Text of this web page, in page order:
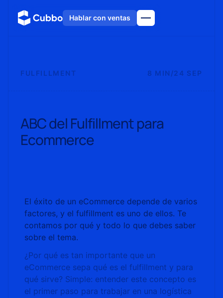
Hablar con ventas
FULFILLMENT 8 MIN /24 SEP
ABC del Fulfillment para
Ecommerce
El éxito de un eCommerce depende de varios
factores, y el fulfillment es uno de ellos. Te
contamos por qué y todo lo que debes saber
sobre el tema.
¿Por qué es tan importante que un
eCommerce sepa qué es el fulfillment y para
qué sirve? Simple: entender este concepto es
el primer paso para trabajar en una logística